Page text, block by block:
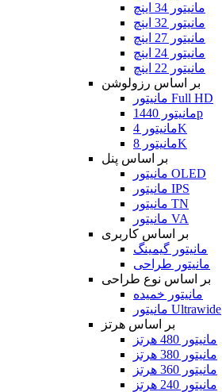
مانیتور 34 اینچ
مانیتور 32 اینچ
مانیتور 27 اینچ
مانیتور 24 اینچ
مانیتور 22 اینچ
بر اساس رزولوشن
مانیتور Full HD
مانیتور 1440p
مانیتور 4K
مانیتور 8K
بر اساس پنل
مانیتور OLED
مانیتور IPS
مانیتور TN
مانیتور VA
بر اساس کاربری
مانیتور گیمینگ
مانیتور طراحی
بر اساس نوع طراحی
مانیتور خمیده
مانیتور Ultrawide
بر اساس هرتز
مانیتور 480 هرتز
مانیتور 380 هرتز
مانیتور 360 هرتز
مانیتور 240 هرتز